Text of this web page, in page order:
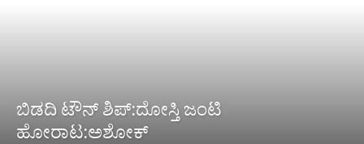
ಬಿಡದಿ ಟೌನ್ ಶಿಪ್:ದೋಸ್ತಿ ಜಂಟಿ
ಹೋರಾಟ:ಅಶೋಕ್